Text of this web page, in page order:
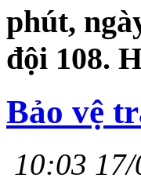
phút,
đội 108.
Bảo vệ
10:03